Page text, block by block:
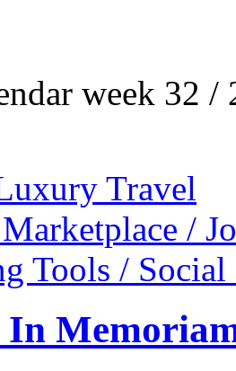
week 32 /
Travel
/
Tools /
In